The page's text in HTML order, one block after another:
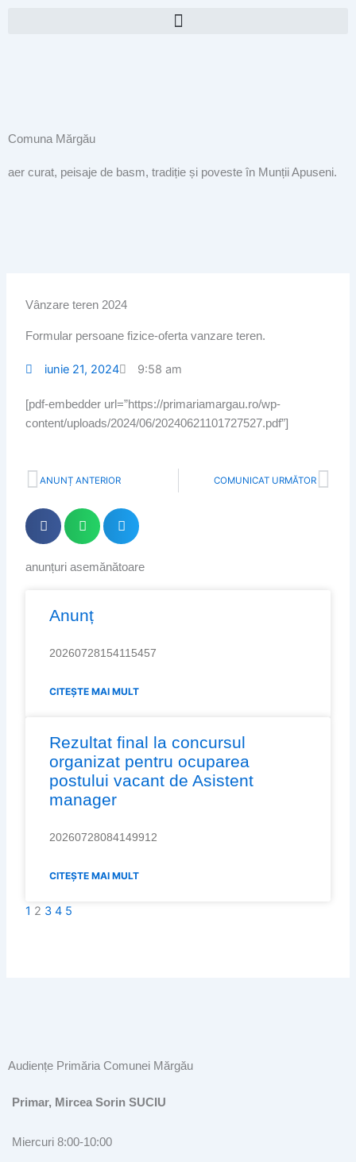
Comuna Mărgău
aer curat, peisaje de basm, tradiție și poveste în Munții Apuseni.
Vânzare teren 2024
Formular persoane fizice-oferta vanzare teren.
iunie 21, 2024 9:58 am
[pdf-embedder url=”https://primariamargau.ro/wp-
content/uploads/2024/06/20240621101727527.pdf”]
Prev
ANUNȚ ANTERIOR COMUNICAT URMĂTOR
anunțuri asemănătoare
Anunț
20260728154115457
CITEȘTE MAI MULT
Rezultat final la concursul
organizat pentru ocuparea
postului vacant de Asistent
manager
20260728084149912
CITEȘTE MAI MULT
1 2 3 4 5
Audiențe Primăria Comunei Mărgău
Primar, Mircea Sorin SUCIU
Miercuri 8:00-10:00